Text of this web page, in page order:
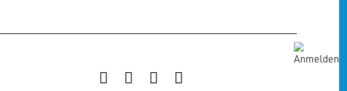
InstagramFacebookLinkedIn